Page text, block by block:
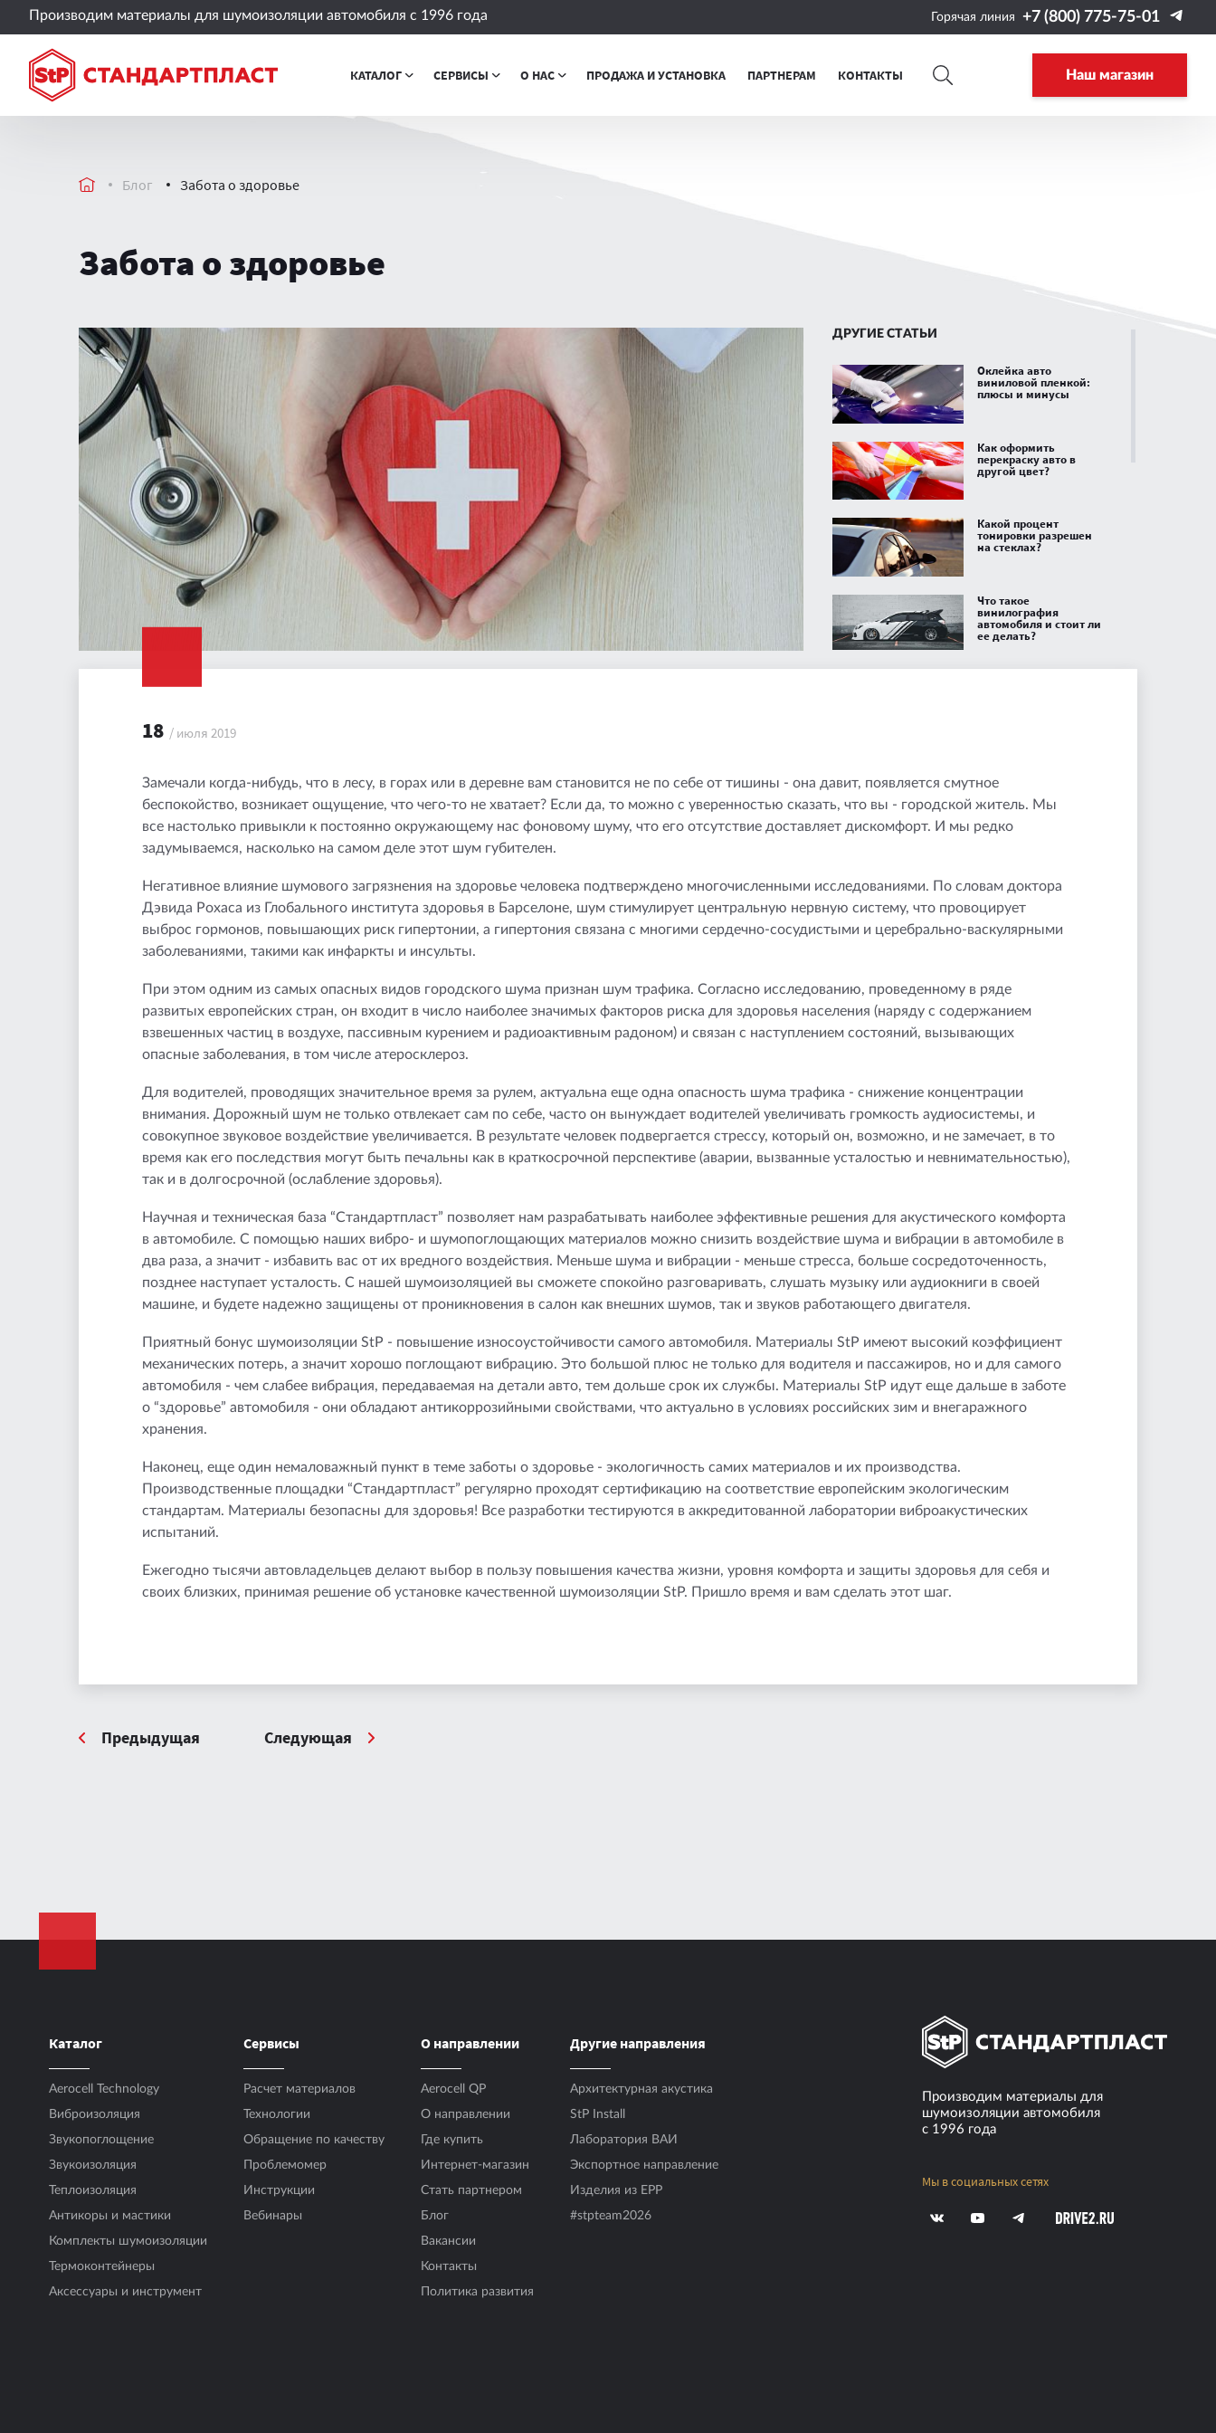
Производим материалы для шумоизоляции автомобиля с 1996 года Горячая линия +7 (800) 775-75-01
КАТАЛОГ СЕРВИСЫ О НАС ПРОДАЖА И УСТАНОВКА ПАРТНЕРАМ КОНТАКТЫ Наш магазин
Блог Забота о здоровье
Забота о здоровье
ДРУГИЕ СТАТЬИ
Оклейка авто
виниловой пленкой:
плюсы и минусы
Как оформить
перекраску авто в
другой цвет?
Какой процент
тонировки разрешен
на стеклах?
Что такое
винилография
автомобиля и стоит ли
ее делать?
фаркоп в 2026 году:
правила установки на
легковой авто
Чем обезжирить кузов
Какие бывают виды
тюнинга авто?
Какие доработки
автомобиля полезны в
повседневной
эксплуатации?
защиты?
18 / июля 2019
Замечали когда-нибудь, что в лесу, в горах или в деревне вам становится не по себе от тишины - она давит, появляется смутное
беспокойство, возникает ощущение, что чего-то не хватает? Если да, то можно с уверенностью сказать, что вы - городской житель. Мы
все настолько привыкли к постоянно окружающему нас фоновому шуму, что его отсутствие доставляет дискомфорт. И мы редко
задумываемся, насколько на самом деле этот шум губителен.
Негативное влияние шумового загрязнения на здоровье человека подтверждено многочисленными исследованиями. По словам доктора
Дэвида Рохаса из Глобального института здоровья в Барселоне, шум стимулирует центральную нервную систему, что провоцирует
выброс гормонов, повышающих риск гипертонии, а гипертония связана с многими сердечно-сосудистыми и церебрально-васкулярными
заболеваниями, такими как инфаркты и инсульты.
При этом одним из самых опасных видов городского шума признан шум трафика. Согласно исследованию, проведенному в ряде
развитых европейских стран, он входит в число наиболее значимых факторов риска для здоровья населения (наряду с содержанием
взвешенных частиц в воздухе, пассивным курением и радиоактивным радоном) и связан с наступлением состояний, вызывающих
опасные заболевания, в том числе атеросклероз.
Для водителей, проводящих значительное время за рулем, актуальна еще одна опасность шума трафика - снижение концентрации
внимания. Дорожный шум не только отвлекает сам по себе, часто он вынуждает водителей увеличивать громкость аудиосистемы, и
совокупное звуковое воздействие увеличивается. В результате человек подвергается стрессу, который он, возможно, и не замечает, в то
время как его последствия могут быть печальны как в краткосрочной перспективе (аварии, вызванные усталостью и невнимательностью),
так и в долгосрочной (ослабление здоровья).
Научная и техническая база “Стандартпласт” позволяет нам разрабатывать наиболее эффективные решения для акустического комфорта
в автомобиле. С помощью наших вибро- и шумопоглощающих материалов можно снизить воздействие шума и вибрации в автомобиле в
два раза, а значит - избавить вас от их вредного воздействия. Меньше шума и вибрации - меньше стресса, больше сосредоточенность,
позднее наступает усталость. С нашей шумоизоляцией вы сможете спокойно разговаривать, слушать музыку или аудиокниги в своей
машине, и будете надежно защищены от проникновения в салон как внешних шумов, так и звуков работающего двигателя.
Приятный бонус шумоизоляции StP - повышение износоустойчивости самого автомобиля. Материалы StP имеют высокий коэффициент
механических потерь, а значит хорошо поглощают вибрацию. Это большой плюс не только для водителя и пассажиров, но и для самого
автомобиля - чем слабее вибрация, передаваемая на детали авто, тем дольше срок их службы. Материалы StP идут еще дальше в заботе
о “здоровье” автомобиля - они обладают антикоррозийными свойствами, что актуально в условиях российских зим и внегаражного
хранения.
Наконец, еще один немаловажный пункт в теме заботы о здоровье - экологичность самих материалов и их производства.
Производственные площадки “Стандартпласт” регулярно проходят сертификацию на соответствие европейским экологическим
стандартам. Материалы безопасны для здоровья! Все разработки тестируются в аккредитованной лаборатории виброакустических
испытаний.
Ежегодно тысячи автовладельцев делают выбор в пользу повышения качества жизни, уровня комфорта и защиты здоровья для себя и
своих близких, принимая решение об установке качественной шумоизоляции StP. Пришло время и вам сделать этот шаг.
Предыдущая Следующая
Каталог
Aerocell Technology
Виброизоляция
Звукопоглощение
Звукоизоляция
Теплоизоляция
Антикоры и мастики
Комплекты шумоизоляции
Термоконтейнеры
Аксесcуары и инструмент
Сервисы
Расчет материалов
Технологии
Обращение по качеству
Проблемомер
Инструкции
Вебинары
О направлении
Aerocell QP
О направлении
Где купить
Интернет-магазин
Стать партнером
Блог
Вакансии
Контакты
Политика развития
Другие направления
Архитектурная акустика
StP Install
Лаборатория ВАИ
Экспортное направление
Изделия из EPP
#stpteam2026
Производим материалы для
шумоизоляции автомобиля
с 1996 года
Мы в социальных сетях